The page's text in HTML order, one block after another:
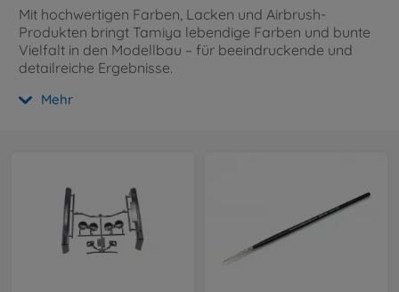
Mit hochwertigen Farben, Lacken und Airbrush-
Produkten bringt Tamiya lebendige Farben und bunte
Vielfalt in den Modellbau – für beeindruckende und
detailreiche Ergebnisse.
Mehr